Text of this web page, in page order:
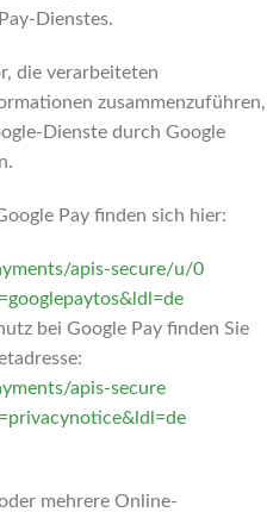
Dienstes.
die verarbeiteten
zusammenzuführen,
Dienste durch Google
Pay finden sich hier:
/apis-secure/u/0
&ldl=de
bei Google Pay finden Sie
/apis-secure
&ldl=de
mehrere Online-